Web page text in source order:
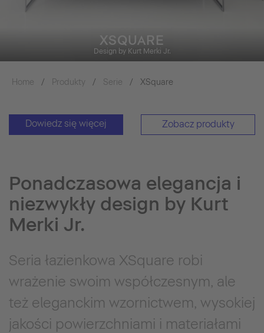
XSQUARE
Design by Kurt Merki Jr.
Home Produkty Serie XSquare
Dowiedz się więcej Zobacz produkty
Ponadczasowa elegancja i
niezwykły design by Kurt
Merki Jr.
Seria łazienkowa XSquare robi
wrażenie swoim współczesnym, ale
też eleganckim wzornictwem, wysokiej
jakości powierzchniami i materiałami